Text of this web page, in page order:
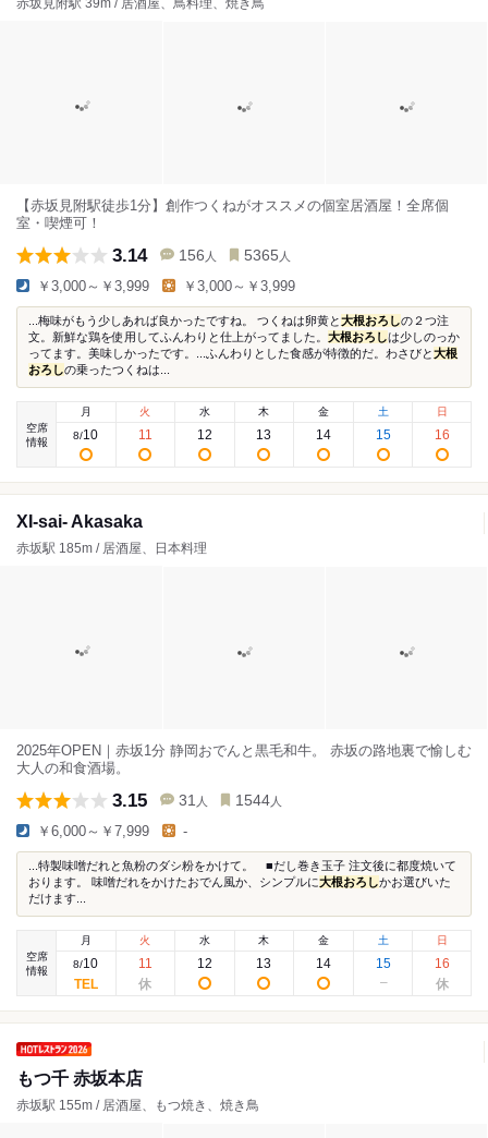
赤坂見附駅 39m / 居酒屋、鳥料理、焼き鳥
【赤坂見附駅徒歩1分】創作つくねがオススメの個室居酒屋！全席個
室・喫煙可！
3.14 156 人 5365 人
￥3,000～￥3,999 ￥3,000～￥3,999
...梅味がもう少しあれば良かったですね。 つくねは卵黄と大根おろしの２つ注
文。新鮮な鶏を使用してふんわりと仕上がってました。 大根おろしは少しのっか
ってます。美味しかったです。...ふんわりとした食感が特徴的だ。わさびと大根
おろしの乗ったつくねは...
空席
情報
月
8/10
火
11
水
12
木
13
金
14
土
15
日
16
XI-sai- Akasaka
赤坂駅 185m / 居酒屋、日本料理
2025年OPEN｜赤坂1分 静岡おでんと黒毛和牛。 赤坂の路地裏で愉しむ
大人の和食酒場。
3.15 31 人 1544 人
￥6,000～￥7,999 -
...特製味噌だれと魚粉のダシ粉をかけて。 ■だし巻き玉子 注文後に都度焼いて
おります。 味噌だれをかけたおでん風か、シンプルに大根おろしかお選びいた
だけます...
空席
情報
月
8/10
火
11
水
12
木
13
金
14
土
15
日
16
もつ千 赤坂本店
赤坂駅 155m / 居酒屋、もつ焼き、焼き鳥